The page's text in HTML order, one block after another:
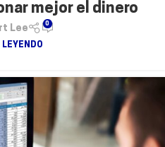
mejor el dinero
Lee 0
LEYENDO